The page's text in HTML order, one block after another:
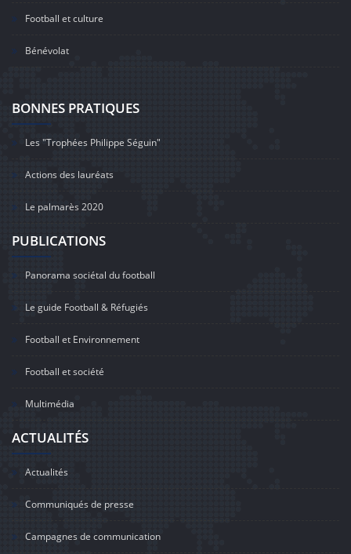
Football et culture
Bénévolat
BONNES PRATIQUES
Les "Trophées Philippe Séguin"
Actions des lauréats
Le palmarès 2020
PUBLICATIONS
Panorama sociétal du football
Le guide Football & Réfugiés
Football et Environnement
Football et société
Multimédia
ACTUALITÉS
Actualités
Communiqués de presse
Campagnes de communication